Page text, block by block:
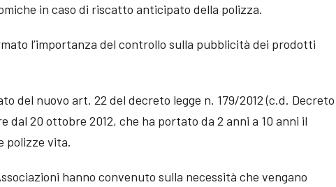
in caso di riscatto anticipato della polizza.
l’importanza del controllo sulla pubblicità dei prodotti
del nuovo art. 22 del decreto legge n. 179/2012 (c.d. Decreto
dal 20 ottobre 2012, che ha portato da 2 anni a 10 anni il
polizze vita.
hanno convenuto sulla necessità che vengano